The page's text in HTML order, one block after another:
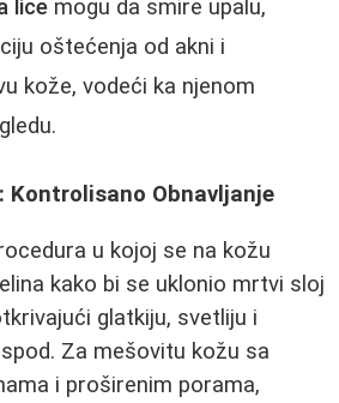
lice mogu da smire upalu,
oštećenja od akni i
kože, vodeći ka njenom
Kontrolisano Obnavljanje
u kojoj se na kožu
kako bi se uklonio mrtvi sloj
glatkiju, svetliju i
Za mešovitu kožu sa
i proširenim porama,